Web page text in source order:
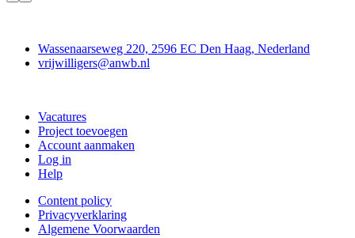
Wassenaarseweg 220, 2596 EC Den Haag, Nederland
vrijwilligers@anwb.nl
Vacatures
Project toevoegen
Account aanmaken
Log in
Help
Content policy
Privacyverklaring
Algemene Voorwaarden